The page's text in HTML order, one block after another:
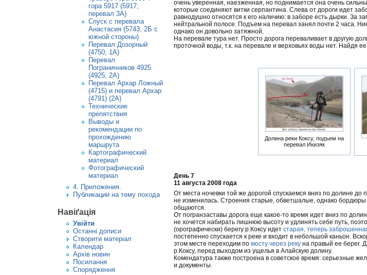
гора 5917 (5917;
перевал 3А)
Спуск с перевала
Анастасия (5743; 2Б с
южной стороны)
Перевал Дозорный
(4750; 1А)
Перевал
Пограничников 4925
(4925; 2А)
Перевал Архар Ложный
(4715) и перевал Архар
(4791) (2А)
Технические
препятствия
Выводы и
рекомендации по
прохождению
маршрута
Картографический
материал
Фотографический
материал
4. Приложения.
Публикации на тему похода
Навіґація
Увiйти
Останні дописи
Створити матерiал
Календар
Архів новин
Посилання
Спорядження
очень уверенная, наезженная, но поднимается она очень
которые соединяют витки серпантина. Слева от дороги идет
равнодушно относятся к его наличию: в заборе есть дырки. За
нейтральной полосе. Подъем на перевал занял почти 2 часа.
однако он довольно затяжной.
На перевале тура нет. Просто дорога переваливает в другую
проточной воды, т.к. на перевале и верховьях воды нет. Найдя
Долина реки Коксу, подъем на
перевал Икизяк
День 7
11 августа 2008 года
От места ночевки той же дорогой спускаемся вниз по долине до
не изменилась. Строения старые, обветшалые, однако
общаются.
От погранзаставы дорога еще какое-то время идет вниз по
не хочется набирать лишнюю высоту и удлинять себе путь,
(орографически) берегу р.Коксу идет старая, теперь
постепенно спускается к реке и входит в небольшой каньон.
этом месте переходим по мосту через рекуна правый ее берег.
р.Коксу, перед выходом из ущелья в Алайскую долину.
Комендатура также построена в советское время: серьезные
и документы.